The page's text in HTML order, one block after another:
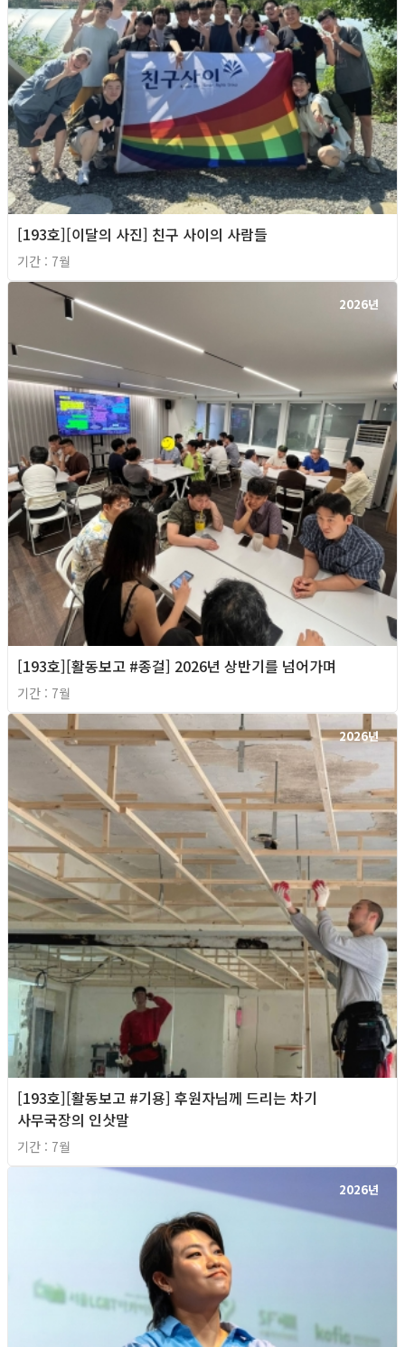
[193호][이달의 사진] 친구 사이의 사람들
기간 : 7월
2026년
[193호][활동보고 #종걸] 2026년 상반기를 넘어가며
기간 : 7월
2026년
[193호][활동보고 #기용] 후원자님께 드리는 차기
사무국장의 인삿말
기간 : 7월
2026년